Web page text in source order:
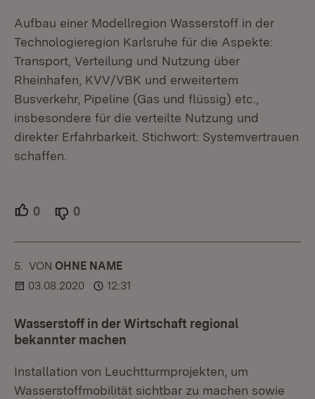
Aufbau einer Modellregion Wasserstoff in der
Technologieregion Karlsruhe für die Aspekte:
Transport, Verteilung und Nutzung über
Rheinhafen, KVV/VBK und erweitertem
Busverkehr, Pipeline (Gas und flüssig) etc.,
insbesondere für die verteilte Nutzung und
direkter Erfahrbarkeit. Stichwort: Systemvertrauen
schaffen.
0 Unterstützer.
0
5. KOMMENTAR
VON :OHNE NAME
03.08.2020
12:31
Wasserstoff in der Wirtschaft regional
bekannter machen
Installation von Leuchtturmprojekten, um
Wasserstoffmobilität sichtbar zu machen sowie